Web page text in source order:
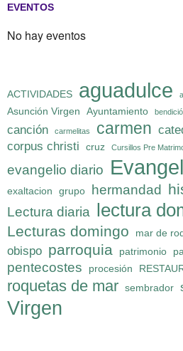
EVENTOS
No hay eventos
ACTIVIDADES aguadulce
Asunción Virgen Ayuntamiento
canción carmelitas carmen
corpus christi cruz Cursillos Pre
evangelio diario
exaltacion grupo hermandad
Lectura diaria lectura
Lecturas domingo mar de
obispo parroquia patrimonio
pentecostes procesión
roquetas de mar sembrador
Virgen